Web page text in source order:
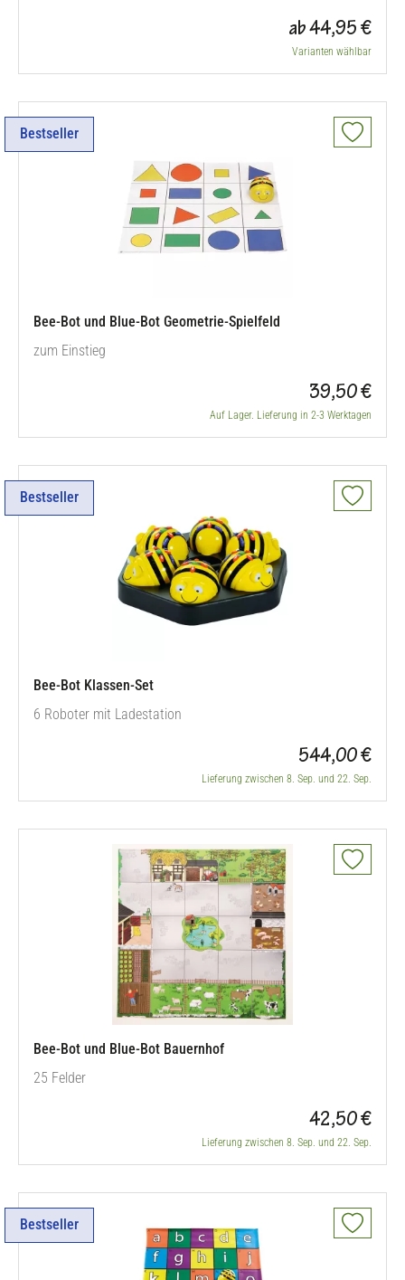
ab 44,95 €
Varianten wählbar
Bestseller
Bee-Bot und Blue-Bot Geometrie-Spielfeld
zum Einstieg
39,50 €
Auf Lager. Lieferung in 2-3 Werktagen
Bestseller
Bee-Bot Klassen-Set
6 Roboter mit Ladestation
544,00 €
Lieferung zwischen 8. Sep. und 22. Sep.
Bee-Bot und Blue-Bot Bauernhof
25 Felder
42,50 €
Lieferung zwischen 8. Sep. und 22. Sep.
Bestseller